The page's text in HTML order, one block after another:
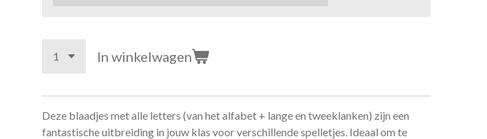
In winkelwagen
Deze blaadjes met alle letters (van het alfabet + lange en tweeklanken) zijn een
fantastische uitbreiding in jouw klas voor verschillende spelletjes. Ideaal om te